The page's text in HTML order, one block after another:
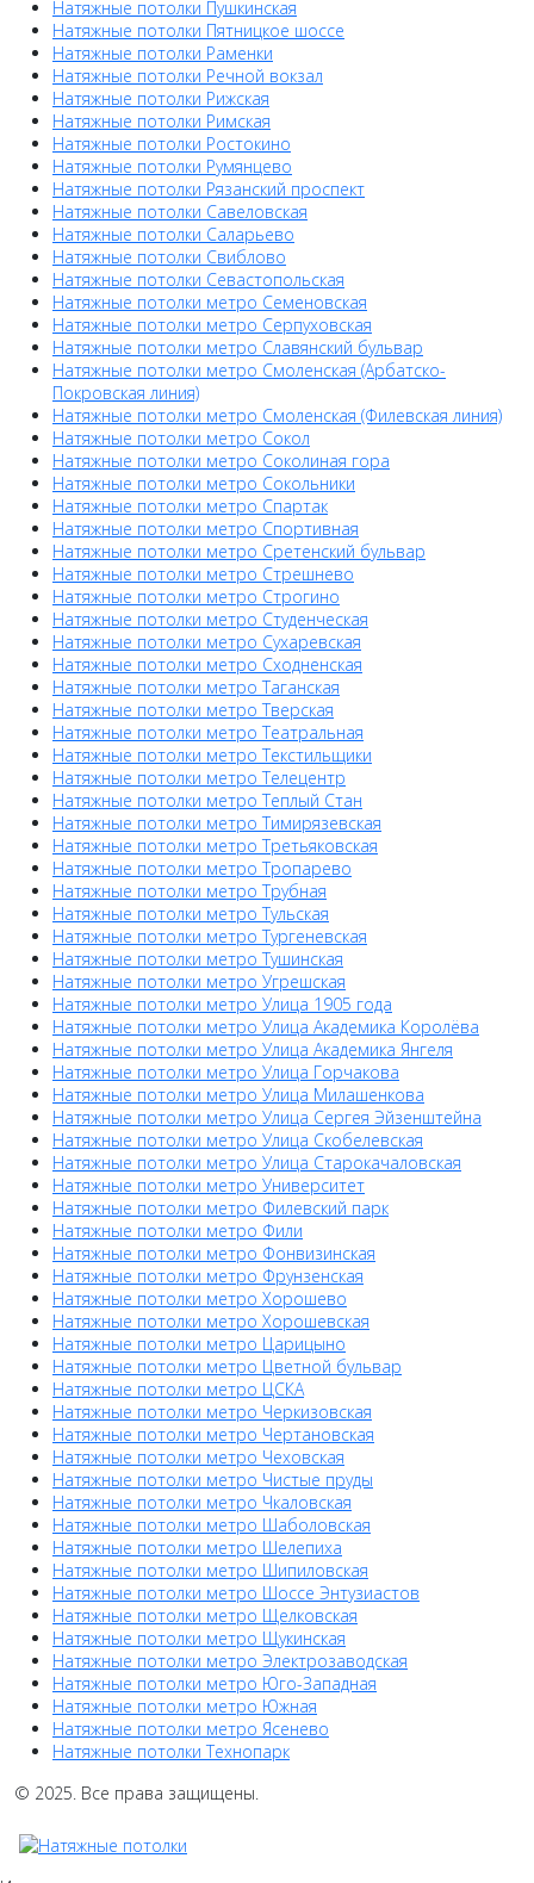
Натяжные потолки Пушкинская
Натяжные потолки Пятницкое шоссе
Натяжные потолки Раменки
Натяжные потолки Речной вокзал
Натяжные потолки Рижская
Натяжные потолки Римская
Натяжные потолки Ростокино
Натяжные потолки Румянцево
Натяжные потолки Рязанский проспект
Натяжные потолки Савеловская
Натяжные потолки Саларьево
Натяжные потолки Свиблово
Натяжные потолки Севастопольская
Натяжные потолки метро Семеновская
Натяжные потолки метро Серпуховская
Натяжные потолки метро Славянский бульвар
Натяжные потолки метро Смоленская (Арбатско-
Покровская линия)
Натяжные потолки метро Смоленская (Филевская линия)
Натяжные потолки метро Сокол
Натяжные потолки метро Соколиная гора
Натяжные потолки метро Сокольники
Натяжные потолки метро Спартак
Натяжные потолки метро Спортивная
Натяжные потолки метро Сретенский бульвар
Натяжные потолки метро Стрешнево
Натяжные потолки метро Строгино
Натяжные потолки метро Студенческая
Натяжные потолки метро Сухаревская
Натяжные потолки метро Сходненская
Натяжные потолки метро Таганская
Натяжные потолки метро Тверская
Натяжные потолки метро Театральная
Натяжные потолки метро Текстильщики
Натяжные потолки метро Телецентр
Натяжные потолки метро Теплый Стан
Натяжные потолки метро Тимирязевская
Натяжные потолки метро Третьяковская
Натяжные потолки метро Тропарево
Натяжные потолки метро Трубная
Натяжные потолки метро Тульская
Натяжные потолки метро Тургеневская
Натяжные потолки метро Тушинская
Натяжные потолки метро Угрешская
Натяжные потолки метро Улица 1905 года
Натяжные потолки метро Улица Академика Королёва
Натяжные потолки метро Улица Академика Янгеля
Натяжные потолки метро Улица Горчакова
Натяжные потолки метро Улица Милашенкова
Натяжные потолки метро Улица Сергея Эйзенштейна
Натяжные потолки метро Улица Скобелевская
Натяжные потолки метро Улица Старокачаловская
Натяжные потолки метро Университет
Натяжные потолки метро Филевский парк
Натяжные потолки метро Фили
Натяжные потолки метро Фонвизинская
Натяжные потолки метро Фрунзенская
Натяжные потолки метро Хорошево
Натяжные потолки метро Хорошевская
Натяжные потолки метро Царицыно
Натяжные потолки метро Цветной бульвар
Натяжные потолки метро ЦСКА
Натяжные потолки метро Черкизовская
Натяжные потолки метро Чертановская
Натяжные потолки метро Чеховская
Натяжные потолки метро Чистые пруды
Натяжные потолки метро Чкаловская
Натяжные потолки метро Шаболовская
Натяжные потолки метро Шелепиха
Натяжные потолки метро Шипиловская
Натяжные потолки метро Шоссе Энтузиастов
Натяжные потолки метро Щелковская
Натяжные потолки метро Щукинская
Натяжные потолки метро Электрозаводская
Натяжные потолки метро Юго-Западная
Натяжные потолки метро Южная
Натяжные потолки метро Ясенево
Натяжные потолки Технопарк
© 2025. Все права защищены.